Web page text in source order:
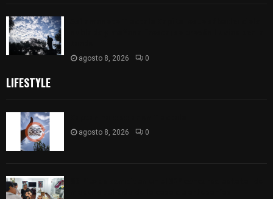
agosto 8, 2026 0
LIFESTYLE
agosto 8, 2026 0